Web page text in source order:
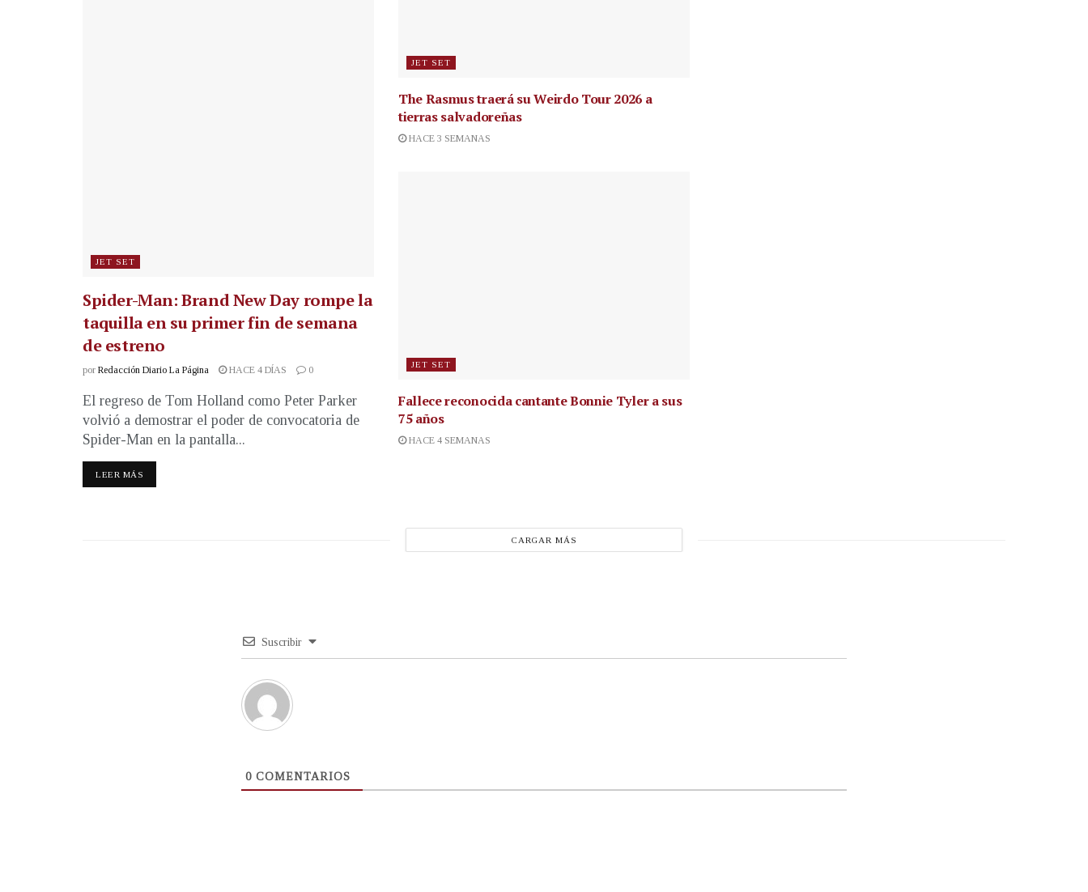
JET SET
Spider-Man: Brand New Day rompe la
taquilla en su primer fin de semana
de estreno
por Redacción Diario La Página HACE 4 DÍAS 0
El regreso de Tom Holland como Peter Parker
volvió a demostrar el poder de convocatoria de
Spider-Man en la pantalla...
LEER MÁS
JET SET
The Rasmus traerá su Weirdo Tour 2026 a
tierras salvadoreñas
HACE 3 SEMANAS
JET SET
Fallece reconocida cantanteBonnie Tyler a sus
75 años
HACE 4 SEMANAS
CARGAR MÁS
Suscribir
0 COMENTARIOS